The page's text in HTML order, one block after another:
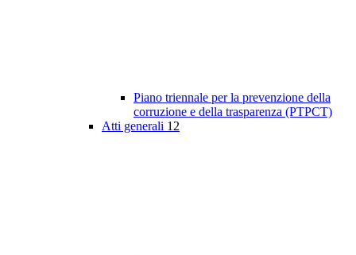
Piano triennale per la prevenzione della
corruzione e della trasparenza (PTPCT)
Atti generali 12